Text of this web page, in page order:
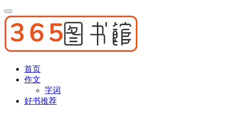
首页
作文
字词
好书推荐